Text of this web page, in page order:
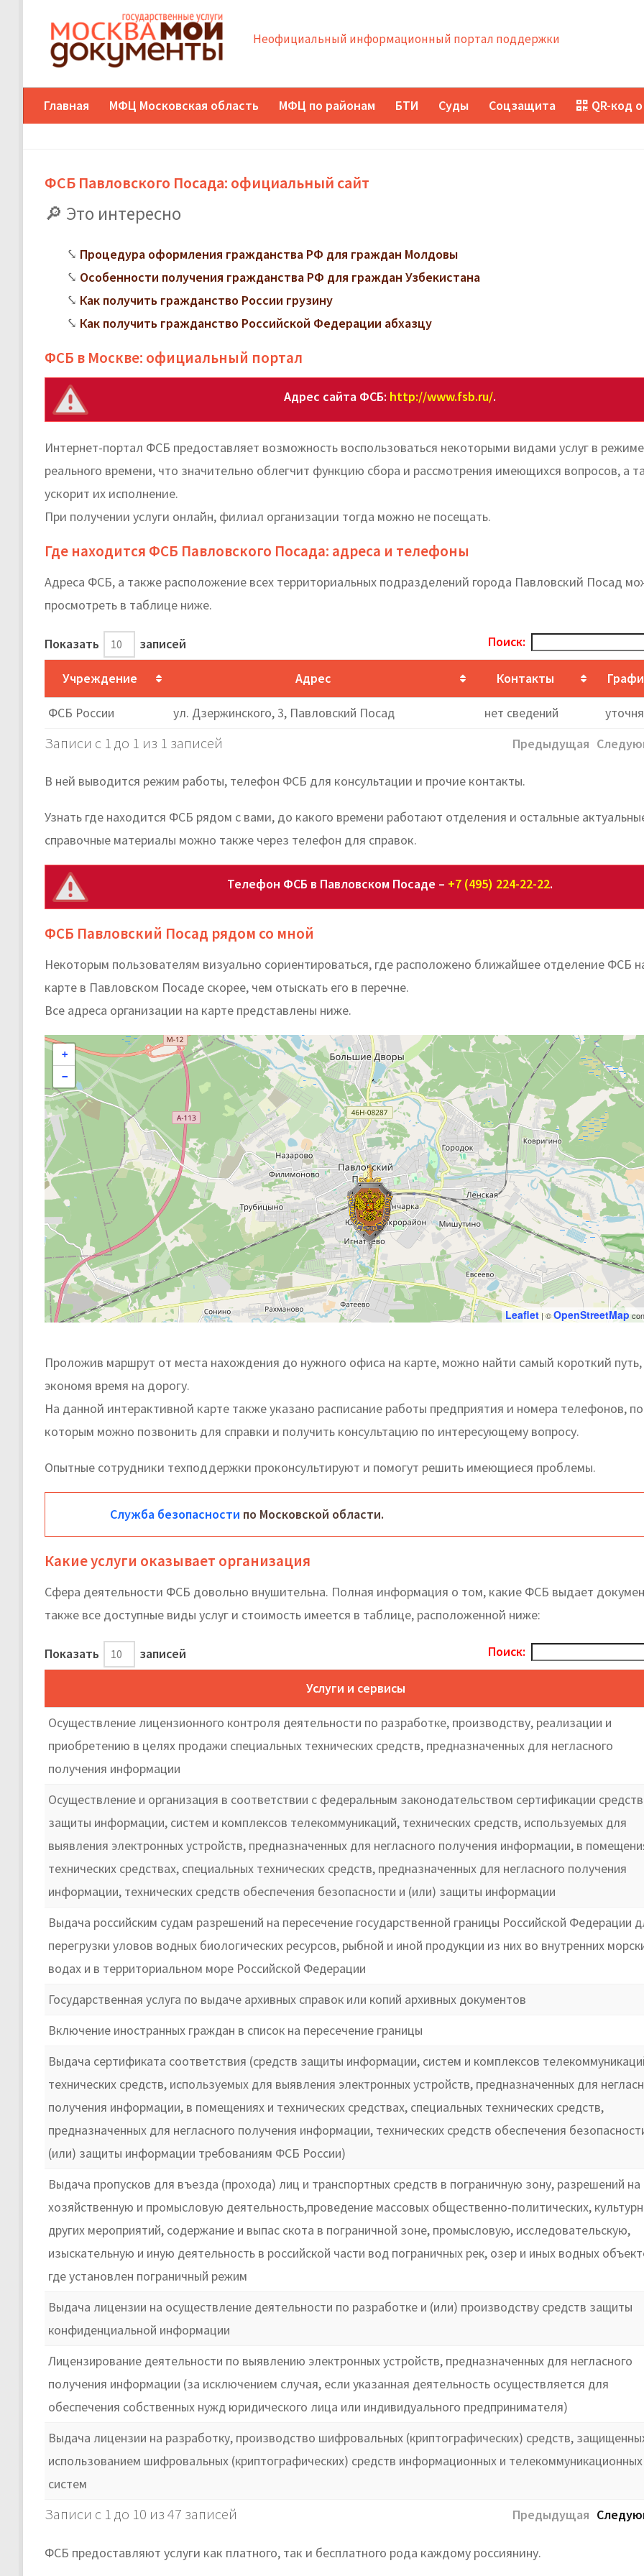
Неофициальный информационный портал поддержки
Главная МФЦ Московская область МФЦ по районам БТИ Суды Соцзащита QR-код
ФСБ Павловского Посада: официальный сайт
Это интересно
Процедура оформления гражданства РФ для граждан Молдовы
Особенности получения гражданства РФ для граждан Узбекистана
Как получить гражданство России грузину
Как получить гражданство Российской Федерации абхазцу
ФСБ в Москве: официальный портал
Адрес сайта ФСБ: http://www.fsb.ru/.
Интернет-портал ФСБ предоставляет возможность воспользоваться некоторыми видами услуг в режиме
реального времени, что значительно облегчит функцию сбора и рассмотрения имеющихся вопросов, а
ускорит их исполнение.
При получении услуги онлайн, филиал организации тогда можно не посещать.
Где находится ФСБ Павловского Посада: адреса и телефоны
Адреса ФСБ, а также расположение всех территориальных подразделений города Павловский Посад
просмотреть в таблице ниже.
Показать записей Поиск:
Учреждение Адрес Контакты
ФСБ России ул. Дзержинского, 3, Павловский Посад нет сведений
Записи с 1 до 1 из 1 записей Предыдущая
В ней выводится режим работы, телефон ФСБ для консультации и прочие контакты.
Узнать где находится ФСБ рядом с вами, до какого времени работают отделения и остальные
справочные материалы можно также через телефон для справок.
Телефон ФСБ в Павловском Посаде – +7 (495) 224-22-22.
ФСБ Павловский Посад рядом со мной
Некоторым пользователям визуально сориентироваться, где расположено ближайшее отделение ФСБ
карте в Павловском Посаде скорее, чем отыскать его в перечне.
Все адреса организации на карте представлены ниже.
+
−
Leaflet| ©OpenStreetMap
Проложив маршрут от места нахождения до нужного офиса на карте, можно найти самый короткий путь,
экономя время на дорогу.
На данной интерактивной карте также указано расписание работы предприятия и номера телефонов, по
которым можно позвонить для справки и получить консультацию по интересующему вопросу.
Опытные сотрудники техподдержки проконсультируют и помогут решить имеющиеся проблемы.
Служба безопасности по Московской области.
Какие услуги оказывает организация
Сфера деятельности ФСБ довольно внушительна. Полная информация о том, какие ФСБ выдает
также все доступные виды услуг и стоимость имеется в таблице, расположенной ниже:
Показать записей Поиск:
Услуги и сервисы
Осуществление лицензионного контроля деятельности по разработке, производству, реализации и
приобретению в целях продажи специальных технических средств, предназначенных для негласного
получения информации
Осуществление и организация в соответствии с федеральным законодательством сертификации средств
защиты информации, систем и комплексов телекоммуникаций, технических средств, используемых для
выявления электронных устройств, предназначенных для негласного получения информации, в
технических средствах, специальных технических средств, предназначенных для негласного получения
информации, технических средств обеспечения безопасности и (или) защиты информации
Выдача российским судам разрешений на пересечение государственной границы Российской Федерации
перегрузки уловов водных биологических ресурсов, рыбной и иной продукции из них во внутренних
водах и в территориальном море Российской Федерации
Государственная услуга по выдаче архивных справок или копий архивных документов
Включение иностранных граждан в список на пересечение границы
Выдача сертификата соответствия (средств защиты информации, систем и комплексов
технических средств, используемых для выявления электронных устройств, предназначенных для
получения информации, в помещениях и технических средствах, специальных технических средств,
предназначенных для негласного получения информации, технических средств обеспечения
(или) защиты информации требованиям ФСБ России)
Выдача пропусков для въезда (прохода) лиц и транспортных средств в пограничную зону, разрешений на
хозяйственную и промысловую деятельность,проведение массовых общественно-политических,
других мероприятий, содержание и выпас скота в пограничной зоне, промысловую, исследовательскую,
изыскательную и иную деятельность в российской части вод пограничных рек, озер и иных водных
где установлен пограничный режим
Выдача лицензии на осуществление деятельности по разработке и (или) производству средств защиты
конфиденциальной информации
Лицензирование деятельности по выявлению электронных устройств, предназначенных для негласного
получения информации (за исключением случая, если указанная деятельность осуществляется для
обеспечения собственных нужд юридического лица или индивидуального предпринимателя)
Выдача лицензии на разработку, производство шифровальных (криптографических) средств,
использованием шифровальных (криптографических) средств информационных и телекоммуникационных
систем
Записи с 1 до 10 из 47 записей Предыдущая
ФСБ предоставляют услуги как платного, так и бесплатного рода каждому россиянину.